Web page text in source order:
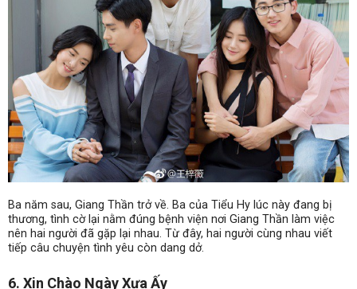
Ba năm sau, Giang Thần trở về. Ba của Tiểu Hy lúc này đang bị
thương, tình cờ lại nằm đúng bệnh viện nơi Giang Thần làm việc
nên hai người đã gặp lại nhau. Từ đây, hai người cùng nhau viết
tiếp câu chuyện tình yêu còn dang dở.
6. Xin Chào Ngày Xưa Ấy